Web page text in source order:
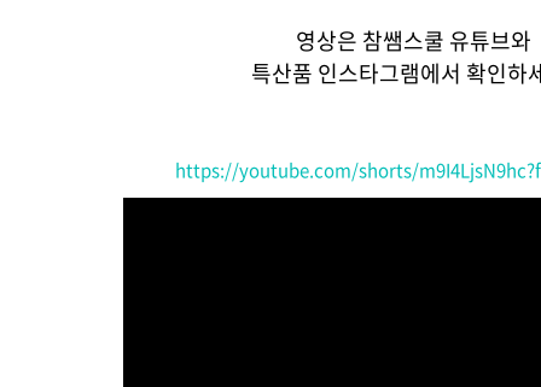
영상은 참쌤스쿨 유튜브와
특산품 인스타그램에서 확인하
https://youtube.com/shorts/